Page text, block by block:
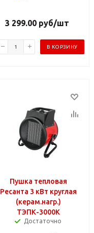
3 299.00 руб/шт
В КОРЗИНУ
Пушка тепловая
Ресанта 3 кВт круглая
(керам.нагр.)
ТЭПК-3000К
Достаточно